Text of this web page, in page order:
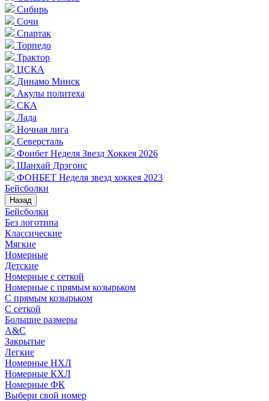
Сибирь
Сочи
Спартак
Торпедо
Трактор
ЦСКА
Динамо Минск
Акулы политеха
СКА
Лада
Ночная лига
Северсталь
Фонбет Неделя Звезд Хоккея 2026
Шанхай Дрэгонс
ФОНБЕТ Неделя звезд хоккея 2023
Бейсболки
Назад
Бейсболки
Без логотипа
Классические
Мягкие
Номерные
Детские
Номерные с сеткой
Номерные с прямым козырьком
С прямым козырьком
С сеткой
Большие размеры
A&C
Закрытые
Легкие
Номерные НХЛ
Номерные КХЛ
Номерные ФК
Выбери свой номер